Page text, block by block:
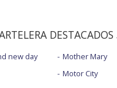
DESTACADOS
new day
Mother Mary
Motor City